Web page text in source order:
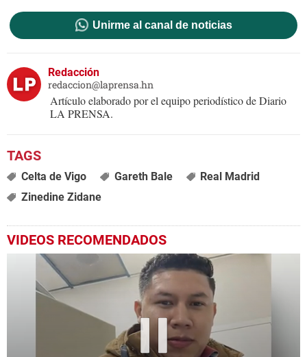
Unirme al canal de noticias
Redacción
redaccion@laprensa.hn
Artículo elaborado por el equipo periodístico de Diario
LA PRENSA.
Celta de Vigo Gareth Bale
Real Madrid
Zinedine Zidane
VIDEOS RECOMENDADOS